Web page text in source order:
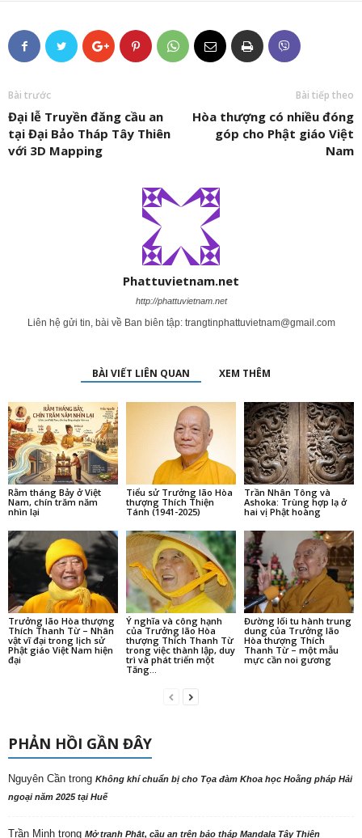
Bài trước
Đại lễ Truyền đăng cầu an
tại Đại Bảo Tháp Tây Thiên
với 3D Mapping
Bài tiếp theo
Hòa thượng có nhiều đóng
góp cho Phật giáo Việt
Nam
Phattuvietnam.net
http://phattuvietnam.net
Liên hệ gửi tin, bài về Ban biên tập: trangtinphattuvietnam@gmail.com
BÀI VIẾT LIÊN QUAN XEM THÊM
Rằm tháng Bảy ở Việt
Nam, chín trăm năm
nhìn lại
Tiểu sử Trưởng lão Hòa
thượng Thích Thiện
Tánh (1941-2025)
Trần Nhân Tông và
Ashoka: Trùng hợp lạ ở
hai vị Phật hoàng
Trưởng lão Hòa thượng
Thích Thanh Từ – Nhân
vật vĩ đại trong lịch sử
Phật giáo Việt Nam hiện
đại
Ý nghĩa và công hạnh
của Trưởng lão Hòa
thượng Thích Thanh Từ
trong việc thành lập, duy
trì và phát triển một
Tăng...
Đường lối tu hành trung
dung của Trưởng lão
Hòa thượng Thích
Thanh Từ – một mẫu
mực cần noi gương
PHẢN HỒI GẦN ĐÂY
Nguyên Cần trong Không khí chuẩn bị cho Tọa đàm Khoa học Hoằng pháp Hải
ngoại năm 2025 tại Huế
Trần Minh trong Mở tranh Phật, cầu an trên bảo tháp Mandala Tây Thiên